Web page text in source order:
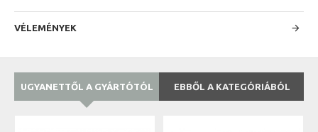
VÉLEMÉNYEK
UGYANETTŐL A GYÁRTÓTÓL EBBŐL A KATEGÓRIÁBÓL